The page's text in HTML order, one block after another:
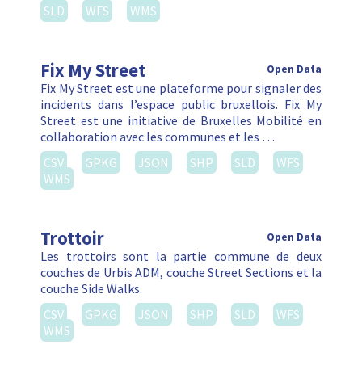
SLD
WFS WMS
Fix My Street Open Data
Fix My Street est une plateforme pour signaler des
incidents dans l’espace public bruxellois. Fix My
Street est une initiative de Bruxelles Mobilité en
collaboration avec les communes et les …
CSV
GPKG JSON SHP SLD
WFS
WMS
Trottoir Open Data
Les trottoirs sont la partie commune de deux
couches de Urbis ADM, couche Street Sections et la
couche Side Walks.
CSV
GPKG JSON SHP SLD
WFS
WMS